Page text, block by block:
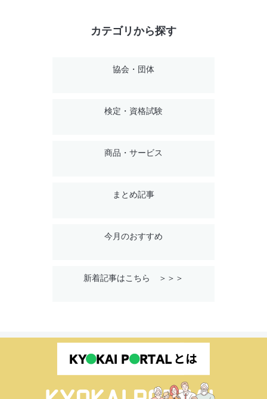
カテゴリから探す
協会・団体
検定・資格試験
商品・サービス
まとめ記事
今月のおすすめ
新着記事はこちら ＞＞＞